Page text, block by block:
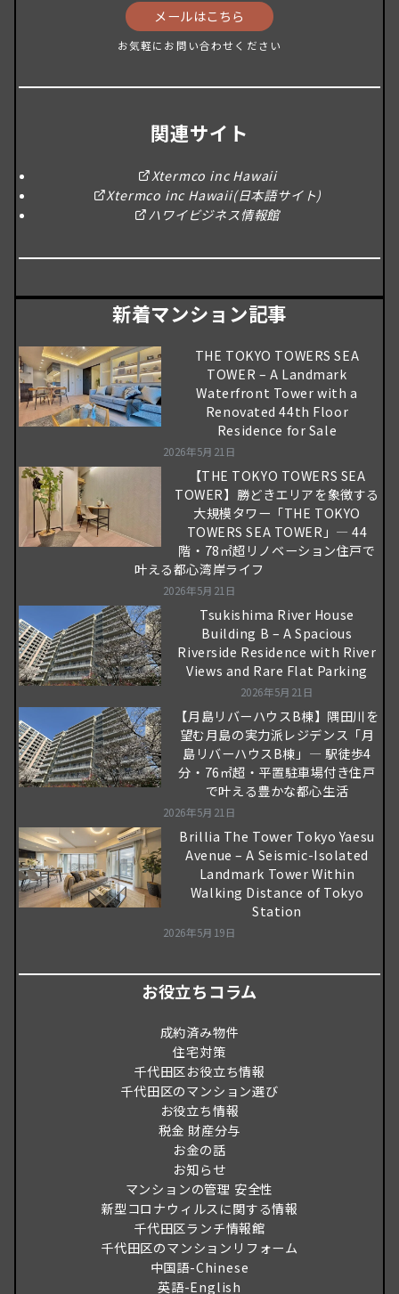
メールはこちら
お気軽にお問い合わせください
関連サイト
Xtermco inc Hawaii
Xtermco inc Hawaii(日本語サイト)
ハワイビジネス情報館
新着マンション記事
THE TOKYO TOWERS SEA
TOWER – A Landmark
Waterfront Tower with a
Renovated 44th Floor
Residence for Sale
2026年5月21日
【THE TOKYO TOWERS SEA
TOWER】勝どきエリアを象徴する
大規模タワー「THE TOKYO
TOWERS SEA TOWER」― 44
階・78㎡超リノベーション住戸で
叶える都心湾岸ライフ
2026年5月21日
Tsukishima River House
Building B – A Spacious
Riverside Residence with River
Views and Rare Flat Parking
2026年5月21日
【月島リバーハウスB棟】隅田川を
望む月島の実力派レジデンス「月
島リバーハウスB棟」― 駅徒歩4
分・76㎡超・平置駐車場付き住戸
で叶える豊かな都心生活
2026年5月21日
Brillia The Tower Tokyo Yaesu
Avenue – A Seismic-Isolated
Landmark Tower Within
Walking Distance of Tokyo
Station
2026年5月19日
お役立ちコラム
成約済み物件
住宅対策
千代田区お役立ち情報
千代田区のマンション選び
お役立ち情報
税金 財産分与
お金の話
お知らせ
マンションの管理 安全性
新型コロナウィルスに関する情報
千代田区ランチ情報館
千代田区のマンションリフォーム
中国語-Chinese
英語-English